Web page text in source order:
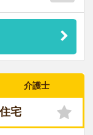
介護士
宅